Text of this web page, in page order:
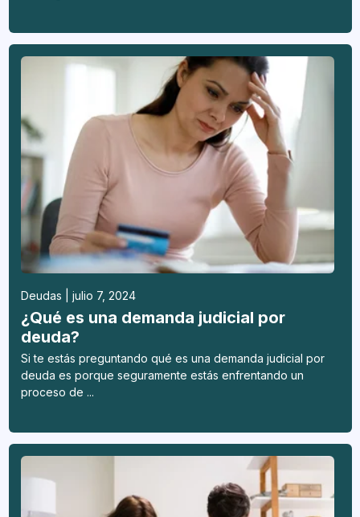
Deudas | julio 7, 2024
¿Qué es una demanda judicial por
deuda?
Si te estás preguntando qué es una demanda judicial por
deuda es porque seguramente estás enfrentando un
proceso de ...